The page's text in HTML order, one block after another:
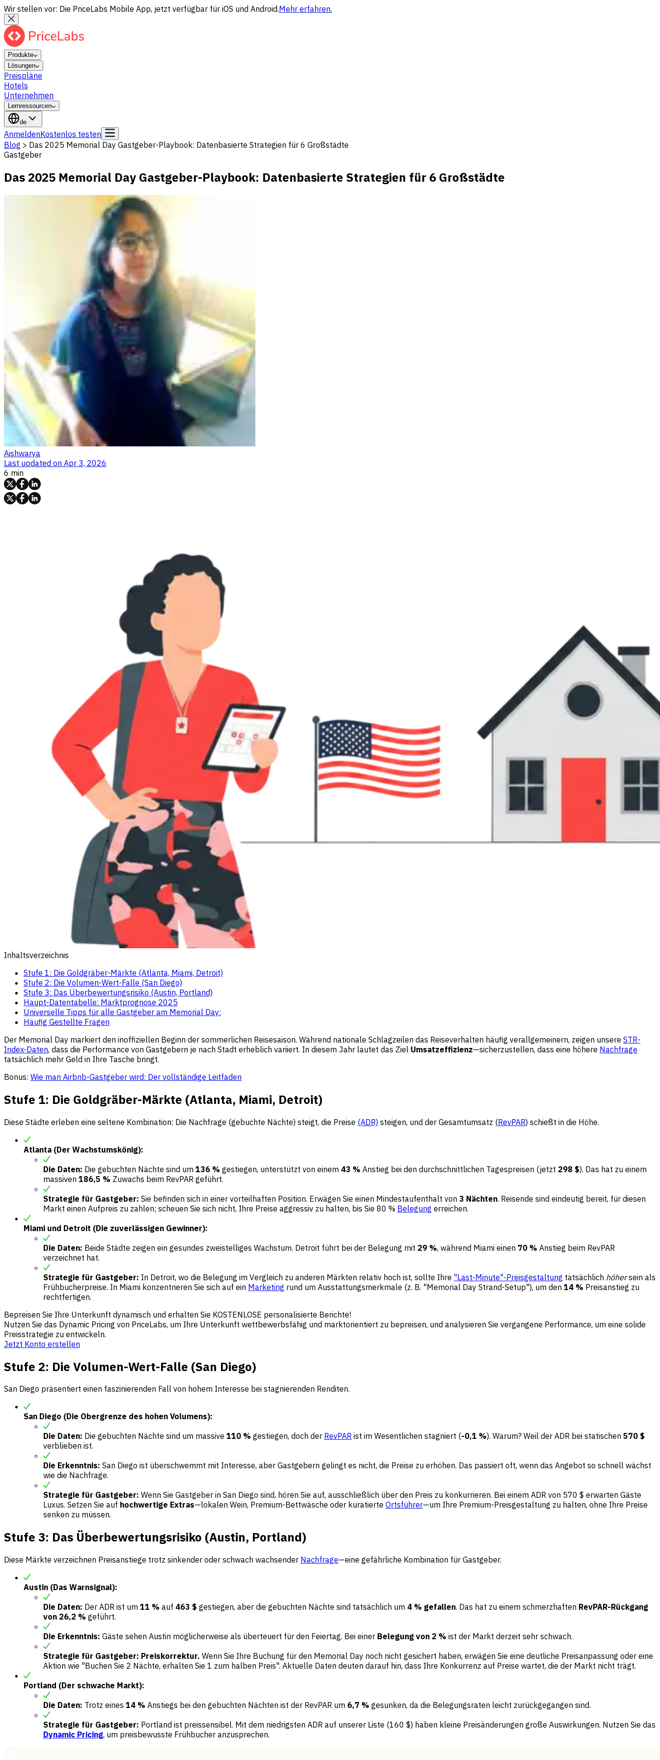
Wir stellen vor: Die PriceLabs Mobile App, jetzt verfügbar für iOS und Android.Mehr erfahren.
Produkte
Lösungen
Preispläne
Hotels
Unternehmen
Lernressourcen
de
AnmeldenKostenlos testen
Blog > Das 2025 Memorial Day Gastgeber-Playbook: Datenbasierte Strategien für 6 Großstädte
Gastgeber
Das 2025 Memorial Day Gastgeber-Playbook: Datenbasierte Strategien für 6 Großstädte
Aishwarya
Last updated on Apr 3, 2026
6 min
Inhaltsverzeichnis
Stufe 1: Die Goldgräber-Märkte (Atlanta, Miami, Detroit)
Stufe 2: Die Volumen-Wert-Falle (San Diego)
Stufe 3: Das Überbewertungsrisiko (Austin, Portland)
Haupt-Datentabelle: Marktprognose 2025
Universelle Tipps für alle Gastgeber am Memorial Day:
Häufig Gestellte Fragen
Der Memorial Day markiert den inoffiziellen Beginn der sommerlichen Reisesaison. Während nationale Schlagzeilen das Reiseverhalten häufig verallgemeinern, zeigen unsere STR-
Index-Daten, dass die Performance von Gastgebern je nach Stadt erheblich variiert. In diesem Jahr lautet das Ziel Umsatzeffizienz—sicherzustellen, dass eine höhere Nachfrage
tatsächlich mehr Geld in Ihre Tasche bringt.
Bonus: Wie man Airbnb-Gastgeber wird: Der vollständige Leitfaden
Stufe 1: Die Goldgräber-Märkte (Atlanta, Miami, Detroit)
Diese Städte erleben eine seltene Kombination: Die Nachfrage (gebuchte Nächte) steigt, die Preise (ADR) steigen, und der Gesamtumsatz (RevPAR) schießt in die Höhe.
Atlanta (Der Wachstumskönig):
Die Daten: Die gebuchten Nächte sind um 136 % gestiegen, unterstützt von einem 43 % Anstieg bei den durchschnittlichen Tagespreisen (jetzt 298 $). Das hat zu einem
massiven 186,5 % Zuwachs beim RevPAR geführt.
Strategie für Gastgeber: Sie befinden sich in einer vorteilhaften Position. Erwägen Sie einen Mindestaufenthalt von 3 Nächten. Reisende sind eindeutig bereit, für diesen
Markt einen Aufpreis zu zahlen; scheuen Sie sich nicht, Ihre Preise aggressiv zu halten, bis Sie 80 % Belegung erreichen.
Miami und Detroit (Die zuverlässigen Gewinner):
Die Daten: Beide Städte zeigen ein gesundes zweistelliges Wachstum. Detroit führt bei der Belegung mit 29 %, während Miami einen 70 % Anstieg beim RevPAR
verzeichnet hat.
Strategie für Gastgeber: In Detroit, wo die Belegung im Vergleich zu anderen Märkten relativ hoch ist, sollte Ihre "Last-Minute"-Preisgestaltung tatsächlich höhersein als
Frühbucherpreise. In Miami konzentrieren Sie sich auf ein Marketing rund um Ausstattungsmerkmale (z. B. "Memorial Day Strand-Setup"), um den 14 % Preisanstieg zu
rechtfertigen.
Bepreisen Sie Ihre Unterkunft dynamisch und erhalten Sie KOSTENLOSE personalisierte Berichte!
Nutzen Sie das Dynamic Pricing von PriceLabs, um Ihre Unterkunft wettbewerbsfähig und marktorientiert zu bepreisen, und analysieren Sie vergangene Performance, um eine solide
Preisstrategie zu entwickeln.
Jetzt Konto erstellen
Stufe 2: Die Volumen-Wert-Falle (San Diego)
San Diego präsentiert einen faszinierenden Fall von hohem Interesse bei stagnierenden Renditen.
San Diego (Die Obergrenze des hohen Volumens):
Die Daten: Die gebuchten Nächte sind um massive 110 % gestiegen, doch der RevPAR ist im Wesentlichen stagniert (-0,1 %). Warum? Weil der ADR bei statischen 570 $
verblieben ist.
Die Erkenntnis: San Diego ist überschwemmt mit Interesse, aber Gastgebern gelingt es nicht, die Preise zu erhöhen. Das passiert oft, wenn das Angebot so schnell wächst
wie die Nachfrage.
Strategie für Gastgeber: Wenn Sie Gastgeber in San Diego sind, hören Sie auf, ausschließlich über den Preis zu konkurrieren. Bei einem ADR von 570 $ erwarten Gäste
Luxus. Setzen Sie auf hochwertige Extras—lokalen Wein, Premium-Bettwäsche oder kuratierte Ortsführer—um Ihre Premium-Preisgestaltung zu halten, ohne Ihre Preise
senken zu müssen.
Stufe 3: Das Überbewertungsrisiko (Austin, Portland)
Diese Märkte verzeichnen Preisanstiege trotz sinkender oder schwach wachsender Nachfrage—eine gefährliche Kombination für Gastgeber.
Austin (Das Warnsignal):
Die Daten: Der ADR ist um 11 % auf 463 $ gestiegen, aber die gebuchten Nächte sind tatsächlich um 4 % gefallen. Das hat zu einem schmerzhaften RevPAR-Rückgang
von 26,2 % geführt.
Die Erkenntnis: Gäste sehen Austin möglicherweise als überteuert für den Feiertag. Bei einer Belegung von 2 % ist der Markt derzeit sehr schwach.
Strategie für Gastgeber: Preiskorrektur. Wenn Sie Ihre Buchung für den Memorial Day noch nicht gesichert haben, erwägen Sie eine deutliche Preisanpassung oder eine
Aktion wie "Buchen Sie 2 Nächte, erhalten Sie 1 zum halben Preis". Aktuelle Daten deuten darauf hin, dass Ihre Konkurrenz auf Preise wartet, die der Markt nicht trägt.
Portland (Der schwache Markt):
Die Daten: Trotz eines 14 % Anstiegs bei den gebuchten Nächten ist der RevPAR um 6,7 % gesunken, da die Belegungsraten leicht zurückgegangen sind.
Strategie für Gastgeber: Portland ist preissensibel. Mit dem niedrigsten ADR auf unserer Liste (160 $) haben kleine Preisänderungen große Auswirkungen. Nutzen Sie das
Dynamic Pricing, um preisbewusste Frühbucher anzusprechen.